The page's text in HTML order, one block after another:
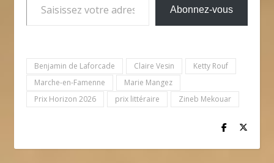
Abonnez-vous
Benjamin de Laforcade Claire Vesin
Ketty Rouf
Marche-en-Famenne
Marie Mangez
Prix Horizon 2026
prix littéraire Zineb Mekouar